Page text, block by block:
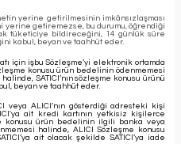
yerine getirilmesinin imkânsızlaşması
yerine getiremezse, bu durumu, öğrendiği
tüketiciye bildireceğini, 14 günlük süre
kabul, beyan ve taahhüt eder.
için işbu Sözleşme’yi elektronik ortamda
konusu ürün bedelinin ödenmemesi
SATICI’nın sözleşme konusu ürünü
beyan ve taahhüt eder.
veya ALICI’nın gösterdiği adresteki kişi
ait kredi kartının yetkisiz kişilerce
konusu ürün bedelinin ilgili banka veya
halinde, ALICI Sözleşme konusu
ait olacak şekilde SATICI’ya iade